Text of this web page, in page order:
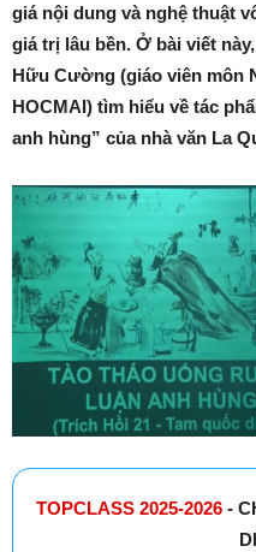
giá nội dung và nghệ thuật
giá trị lâu bền. Ở bài viết
Hữu Cường (giáo viên môn
HOCMAI) tìm hiểu về tác
anh hùng” của nhà văn La
TOPCLASS 2025-2026 -